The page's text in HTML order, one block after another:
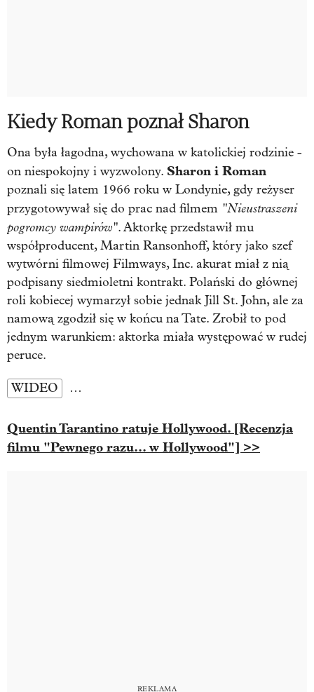
Kiedy Roman poznał Sharon
Ona była łagodna, wychowana w katolickiej rodzinie -
on niespokojny i wyzwolony. Sharon i Roman
poznali się latem 1966 roku w Londynie, gdy reżyser
przygotowywał się do prac nad filmem "Nieustraszeni
pogromcy wampirów". Aktorkę przedstawił mu
współproducent, Martin Ransonhoff, który jako szef
wytwórni filmowej Filmways, Inc. akurat miał z nią
podpisany siedmioletni kontrakt. Polański do głównej
roli kobiecej wymarzył sobie jednak Jill St. John, ale za
namową zgodził się w końcu na Tate. Zrobił to pod
jednym warunkiem: aktorka miała występować w rudej
peruce.
WIDEO …
Quentin Tarantino ratuje Hollywood. [Recenzja
filmu "Pewnego razu... w Hollywood"] >>